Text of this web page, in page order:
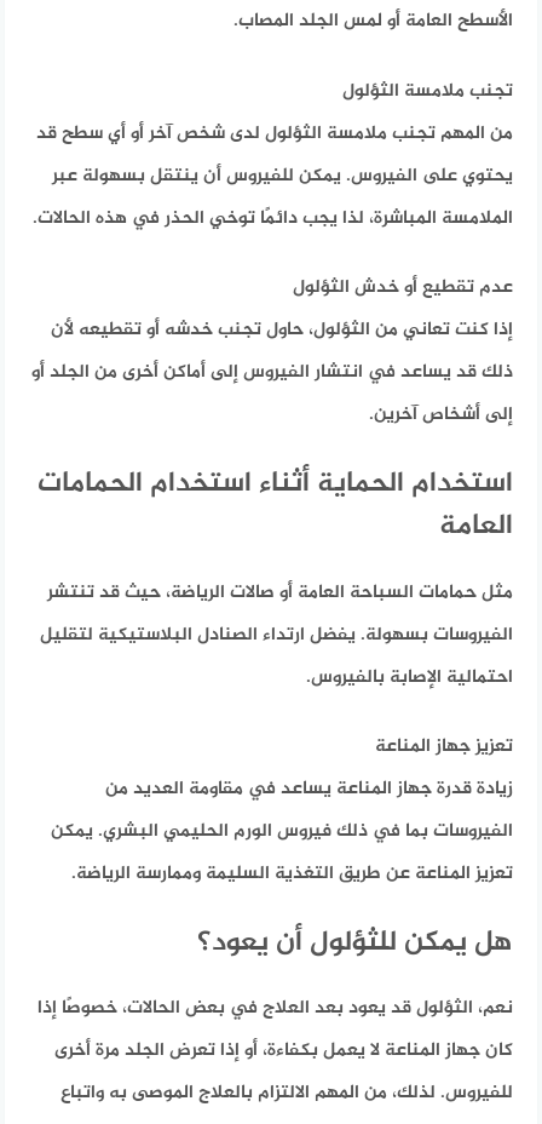
الأسطح العامة أو لمس الجلد المصاب.
تجنب ملامسة الثؤلول
من المهم تجنب ملامسة الثؤلول لدى شخص آخر أو أي سطح قد
يحتوي على الفيروس. يمكن للفيروس أن ينتقل بسهولة عبر
الملامسة المباشرة، لذا يجب دائمًا توخي الحذر في هذه الحالات.
عدم تقطيع أو خدش الثؤلول
إذا كنت تعاني من الثؤلول، حاول تجنب خدشه أو تقطيعه لأن
ذلك قد يساعد في انتشار الفيروس إلى أماكن أخرى من الجلد أو
إلى أشخاص آخرين.
استخدام الحماية أثناء استخدام الحمامات
العامة
مثل حمامات السباحة العامة أو صالات الرياضة، حيث قد تنتشر
الفيروسات بسهولة. يفضل ارتداء الصنادل البلاستيكية لتقليل
احتمالية الإصابة بالفيروس.
تعزيز جهاز المناعة
زيادة قدرة جهاز المناعة يساعد في مقاومة العديد من
الفيروسات بما في ذلك فيروس الورم الحليمي البشري. يمكن
تعزيز المناعة عن طريق التغذية السليمة وممارسة الرياضة.
هل يمكن للثؤلول أن يعود؟
نعم، الثؤلول قد يعود بعد العلاج في بعض الحالات، خصوصًا إذا
كان جهاز المناعة لا يعمل بكفاءة، أو إذا تعرض الجلد مرة أخرى
للفيروس. لذلك، من المهم الالتزام بالعلاج الموصى به واتباع